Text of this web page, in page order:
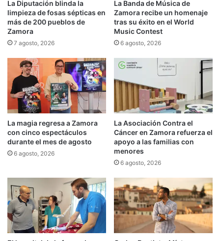
La Diputación blinda la
limpieza de fosas sépticas en
más de 200 pueblos de
Zamora
7 agosto, 2026
La Banda de Música de
Zamora recibe un homenaje
tras su éxito en el World
Music Contest
6 agosto, 2026
La magia regresa a Zamora
con cinco espectáculos
durante el mes de agosto
6 agosto, 2026
La Asociación Contra el
Cáncer en Zamora refuerza el
apoyo a las familias con
menores
6 agosto, 2026